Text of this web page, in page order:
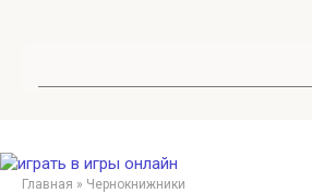
Главная » Чернокнижники